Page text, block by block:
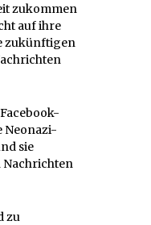
zukommen
auf ihre
zukünftigen
Neonazi-
sie
Nachrichten
zu